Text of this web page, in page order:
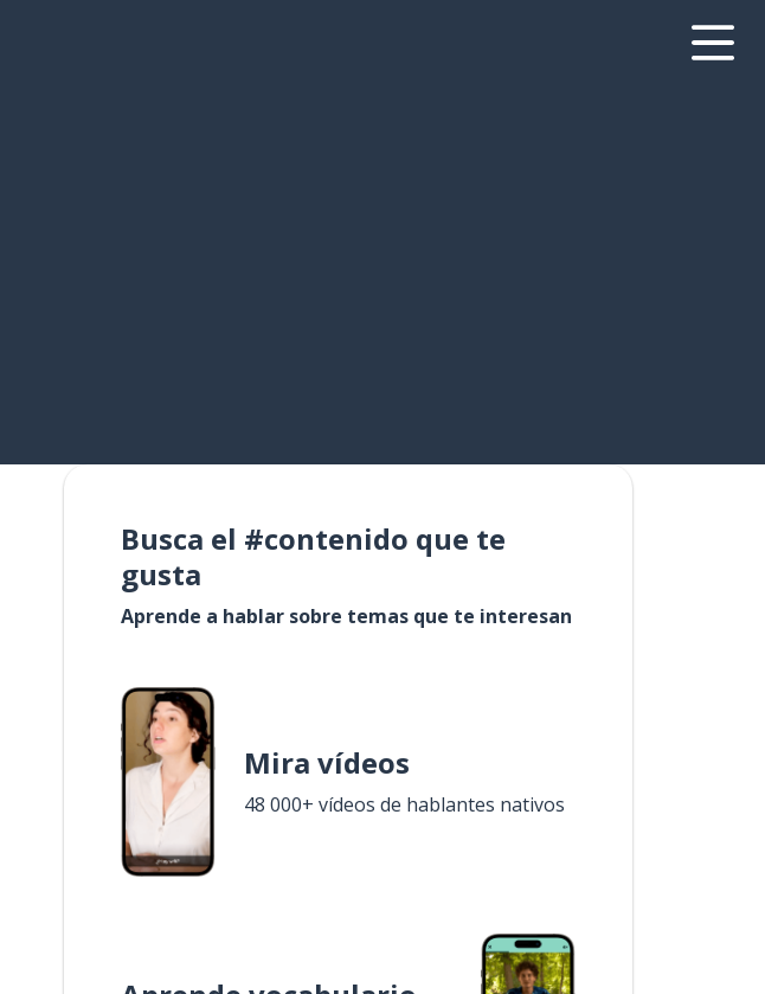
Busca el #contenido que te
gusta
Aprende a hablar sobre temas que te interesan
Mira vídeos
48 000+ vídeos de hablantes nativos